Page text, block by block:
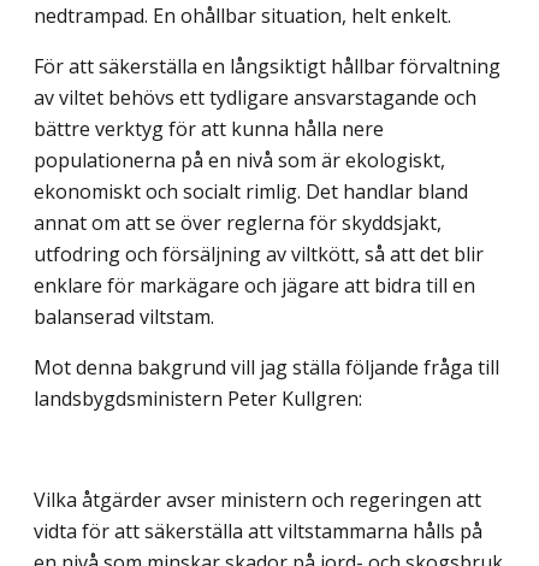
nedtrampad. En ohållbar situation, helt enkelt.
För att säkerställa en långsiktigt hållbar förvaltning
av viltet behövs ett tydligare ansvarstagande och
bättre verktyg för att kunna hålla nere
populationerna på en nivå som är ekologiskt,
ekonomiskt och socialt rimlig. Det handlar bland
annat om att se över reglerna för skyddsjakt,
utfodring och försäljning av viltkött, så att det blir
enklare för markägare och jägare att bidra till en
balanserad viltstam.
Mot denna bakgrund vill jag ställa följande fråga till
landsbygdsministern Peter Kullgren:
Vilka åtgärder avser ministern och regeringen att
vidta för att säkerställa att viltstammarna hålls på